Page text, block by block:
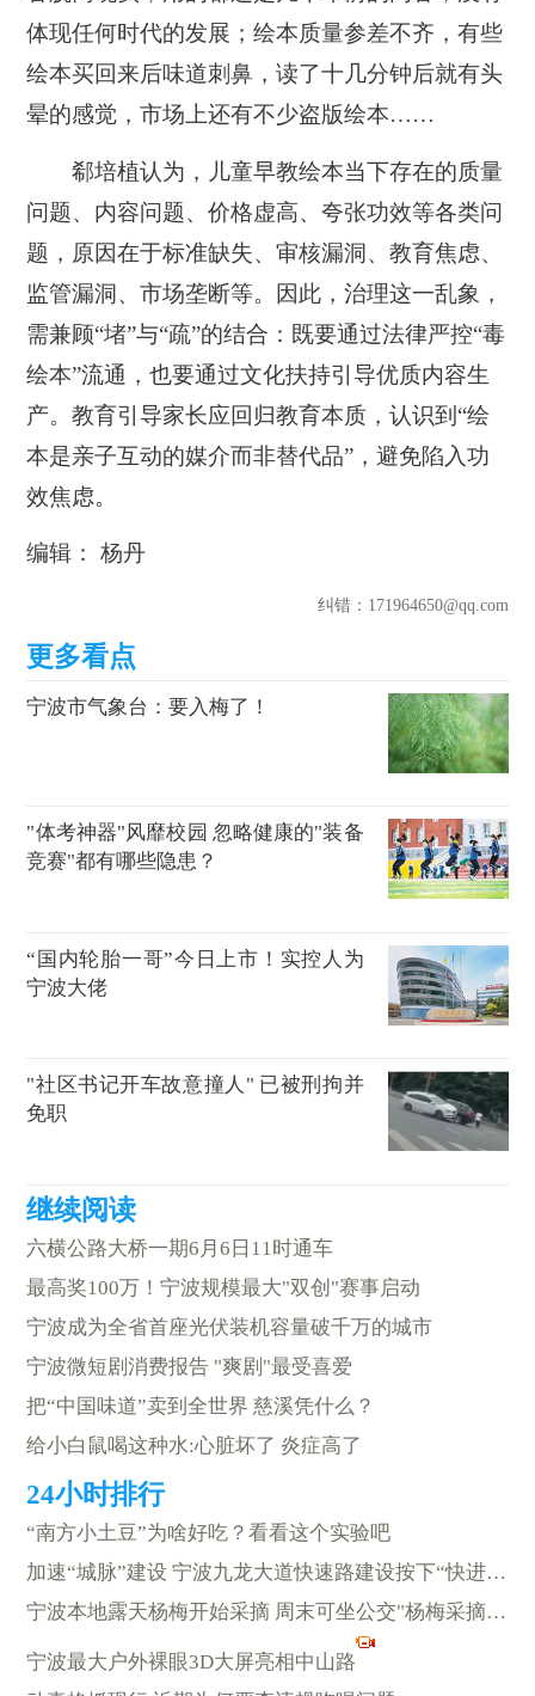
体现任何时代的发展；绘本质量参差不齐，有些
绘本买回来后味道刺鼻，读了十几分钟后就有头
晕的感觉，市场上还有不少盗版绘本……
郗培植认为，儿童早教绘本当下存在的质量
问题、内容问题、价格虚高、夸张功效等各类问
题，原因在于标准缺失、审核漏洞、教育焦虑、
监管漏洞、市场垄断等。因此，治理这一乱象，
需兼顾“堵”与“疏”的结合：既要通过法律严控“毒
绘本”流通，也要通过文化扶持引导优质内容生
产。教育引导家长应回归教育本质，认识到“绘
本是亲子互动的媒介而非替代品”，避免陷入功
效焦虑。
编辑： 杨丹
纠错：171964650@qq.com
宁波市气象台：要入梅了！
"体考神器"风靡校园 忽略健康的"装备
竞赛"都有哪些隐患？
“国内轮胎一哥”今日上市！实控人为
宁波大佬
"社区书记开车故意撞人" 已被刑拘并
免职
六横公路大桥一期6月6日11时通车
最高奖100万！宁波规模最大"双创"赛事启动
宁波成为全省首座光伏装机容量破千万的城市
宁波微短剧消费报告 "爽剧"最受喜爱
把“中国味道”卖到全世界 慈溪凭什么？
给小白鼠喝这种水:心脏坏了 炎症高了
“南方小土豆”为啥好吃？看看这个实验吧
加速“城脉”建设 宁波九龙大道快速路建设按下“快进键”
宁波本地露天杨梅开始采摘 周末可坐公交"杨梅采摘线"去余姚吃杨梅
宁波最大户外裸眼3D大屏亮相中山路